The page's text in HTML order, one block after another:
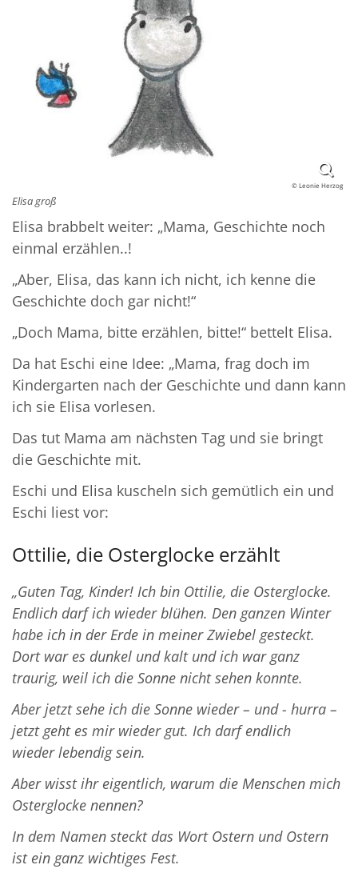
© Leonie Herzog
Elisa groß
Elisa brabbelt weiter: „Mama, Geschichte noch
einmal erzählen..!
„Aber, Elisa, das kann ich nicht, ich kenne die
Geschichte doch gar nicht!“
„Doch Mama, bitte erzählen, bitte!“ bettelt Elisa.
Da hat Eschi eine Idee: „Mama, frag doch im
Kindergarten nach der Geschichte und dann kann
ich sie Elisa vorlesen.
Das tut Mama am nächsten Tag und sie bringt
die Geschichte mit.
Eschi und Elisa kuscheln sich gemütlich ein und
Eschi liest vor:
Ottilie, die Osterglocke erzählt
„Guten Tag, Kinder! Ich bin Ottilie, die Osterglocke.
Endlich darf ich wieder blühen. Den ganzen Winter
habe ich in der Erde in meiner Zwiebel gesteckt.
Dort war es dunkel und kalt und ich war ganz
traurig, weil ich die Sonne nicht sehen konnte.
Aber jetzt sehe ich die Sonne wieder – und - hurra –
jetzt geht es mir wieder gut. Ich darf endlich
wiederlebendig sein.
Aber wisst ihr eigentlich, warum die Menschen mich
Osterglocke nennen?
In dem Namen steckt das Wort Ostern und Ostern
ist ein ganz wichtiges Fest.